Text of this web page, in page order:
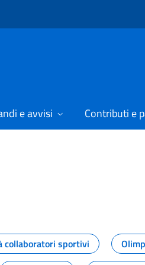
e avvisi Contributi e
lo sport
collaboratori sportivi